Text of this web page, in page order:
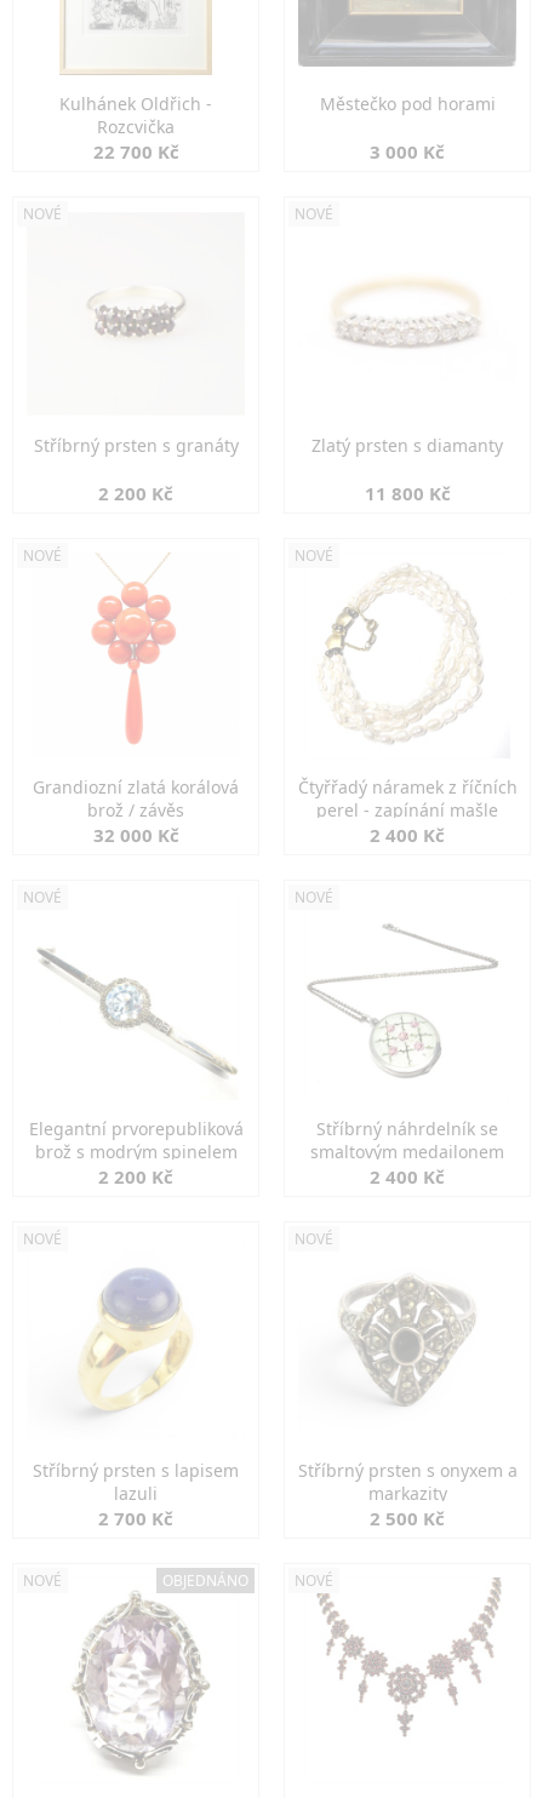
Kulhánek Oldřich -
Rozcvička
22 700 Kč
Městečko pod horami
3 000 Kč
NOVÉ
Stříbrný prsten s granáty
2 200 Kč
NOVÉ
Zlatý prsten s diamanty
11 800 Kč
NOVÉ
Grandiozní zlatá korálová
brož / závěs
32 000 Kč
NOVÉ
Čtyřřadý náramek z říčních
perel - zapínání mašle
2 400 Kč
NOVÉ
Elegantní prvorepubliková
brož s modrým spinelem
2 200 Kč
NOVÉ
Stříbrný náhrdelník se
smaltovým medailonem
2 400 Kč
NOVÉ
Stříbrný prsten s lapisem
lazuli
2 700 Kč
NOVÉ
Stříbrný prsten s onyxem a
markazity
2 500 Kč
NOVÉ OBJEDNÁNO NOVÉ